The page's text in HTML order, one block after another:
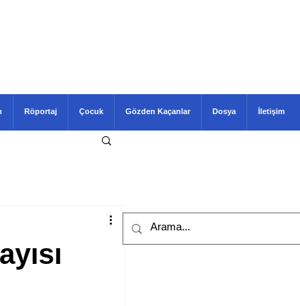
Röportaj Çocuk Gözden Kaçanlar Dosya İletişim